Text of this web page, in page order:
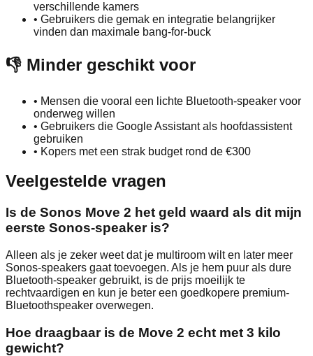
verschillende kamers
• Gebruikers die gemak en integratie belangrijker
vinden dan maximale bang-for-buck
👎 Minder geschikt voor
• Mensen die vooral een lichte Bluetooth-speaker voor
onderweg willen
• Gebruikers die Google Assistant als hoofdassistent
gebruiken
• Kopers met een strak budget rond de €300
Veelgestelde vragen
Is de Sonos Move 2 het geld waard als dit mijn
eerste Sonos-speaker is?
Alleen als je zeker weet dat je multiroom wilt en later meer
Sonos-speakers gaat toevoegen. Als je hem puur als dure
Bluetooth-speaker gebruikt, is de prijs moeilijk te
rechtvaardigen en kun je beter een goedkopere premium-
Bluetoothspeaker overwegen.
Hoe draagbaar is de Move 2 echt met 3 kilo
gewicht?